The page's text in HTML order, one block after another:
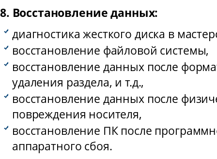
8. Восстановление данных:
диагностика жесткого диска в
восстановление файловой системы,
восстановление данных после
удаления раздела, и т.д.,
восстановление данных после
повреждения носителя,
восстановление ПК после
аппаратного сбоя.